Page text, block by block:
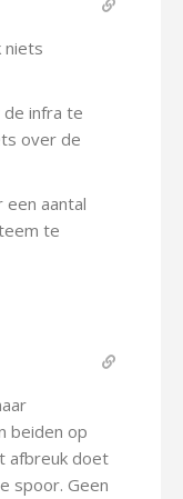
niets
infra te
over de
een aantal
te
beiden op
afbreuk doet
spoor. Geen